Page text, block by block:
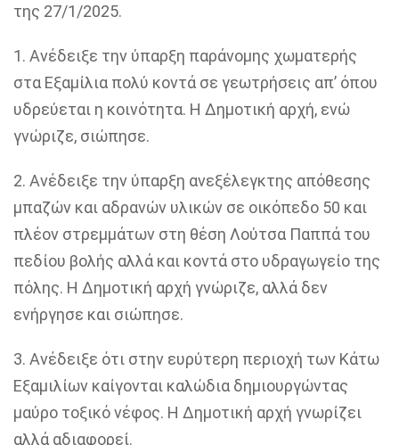
της 27/1/2025.
1. Ανέδειξε την ύπαρξη παράνομης χωματερής
στα Εξαμίλια πολύ κοντά σε γεωτρήσεις απ’ όπου
υδρεύεται η κοινότητα. Η Δημοτική αρχή, ενώ
γνώριζε, σιώπησε.
2. Ανέδειξε την ύπαρξη ανεξέλεγκτης απόθεσης
μπαζών και αδρανών υλικών σε οικόπεδο 50 και
πλέον στρεμμάτων στη θέση Λούτσα Παππά του
πεδίου βολής αλλά και κοντά στο υδραγωγείο της
πόλης. Η Δημοτική αρχή γνώριζε, αλλά δεν
ενήργησε και σιώπησε.
3. Ανέδειξε ότι στην ευρύτερη περιοχή των Κάτω
Εξαμιλίων καίγονται καλώδια δημιουργώντας
μαύρο τοξικό νέφος. Η Δημοτική αρχή γνωρίζει
αλλά αδιαφορεί.